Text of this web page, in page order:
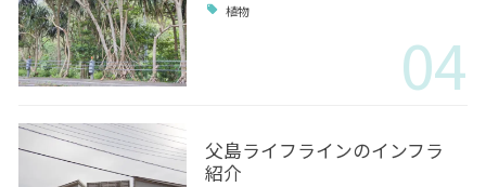
植物
04
父島ライフラインのインフラ
紹介